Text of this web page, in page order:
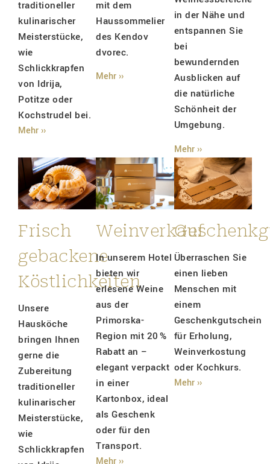
traditioneller
kulinarischer
Meisterstücke,
wie
Schlickkrapfen
von Idrija,
Potitze oder
Kochstrudel bei.
Mehr ››
mit dem
Haussommelier
des Kendov
dvorec.
Mehr ››
in der Nähe und
entspannen Sie
bei
bewundernden
Ausblicken auf
die natürliche
Schönheit der
Umgebung.
Mehr ››
Frisch
gebackene
Köstlichkeiten
Unsere
Hausköche
bringen Ihnen
gerne die
Zubereitung
traditioneller
kulinarischer
Meisterstücke,
wie
Schlickkrapfen
Weinverkauf
In unserem Hotel
bieten wir
erlesene Weine
aus der
Primorska-
Region mit 20 %
Rabatt an –
elegant verpackt
in einer
Kartonbox, ideal
als Geschenk
oder für den
Transport.
Mehr ››
Überraschen Sie
einen lieben
Menschen mit
einem
Geschenkgutschein
für Erholung,
Weinverkostung
oder Kochkurs.
Mehr ››